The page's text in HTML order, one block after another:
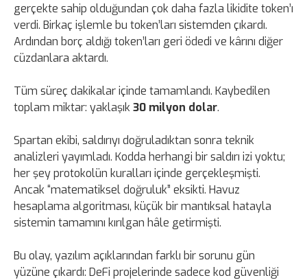
gerçekte sahip olduğundan çok daha fazla likidite token’ı
verdi. Birkaç işlemle bu token’ları sistemden çıkardı.
Ardından borç aldığı token’ları geri ödedi ve kârını diğer
cüzdanlara aktardı.
Tüm süreç dakikalar içinde tamamlandı. Kaybedilen
toplam miktar: yaklaşık 30 milyon dolar.
Spartan ekibi, saldırıyı doğruladıktan sonra teknik
analizleri yayımladı. Kodda herhangi bir saldırı izi yoktu;
her şey protokolün kuralları içinde gerçekleşmişti.
Ancak “matematiksel doğruluk” eksikti. Havuz
hesaplama algoritması, küçük bir mantıksal hatayla
sistemin tamamını kırılgan hâle getirmişti.
Bu olay, yazılım açıklarından farklı bir sorunu gün
yüzüne çıkardı: DeFi projelerinde sadece kod güvenliği